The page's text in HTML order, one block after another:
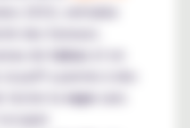
2010, véritable
des fumeurs.
tabac
vape